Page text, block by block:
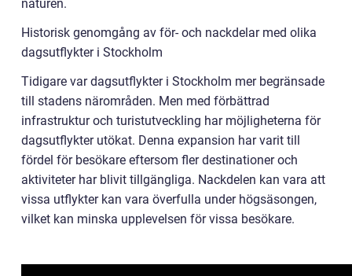
naturen.
Historisk genomgång av för- och nackdelar med olika
dagsutflykter i Stockholm
Tidigare var dagsutflykter i Stockholm mer begränsade
till stadens närområden. Men med förbättrad
infrastruktur och turistutveckling har möjligheterna för
dagsutflykter utökat. Denna expansion har varit till
fördel för besökare eftersom fler destinationer och
aktiviteter har blivit tillgängliga. Nackdelen kan vara att
vissa utflykter kan vara överfulla under högsäsongen,
vilket kan minska upplevelsen för vissa besökare.